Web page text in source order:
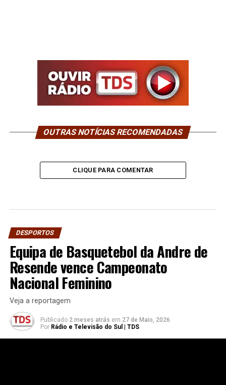
OUTRAS NOTÍCIAS RECOMENDADAS
CLIQUE PARA COMENTAR
DESPORTOS
Equipa de Basquetebol da Andre de
Resende vence Campeonato
Nacional Feminino
Veja a reportagem
Publicado 2 meses atrás em 27 de Maio, 2026
Por Rádio e Televisão do Sul | TDS